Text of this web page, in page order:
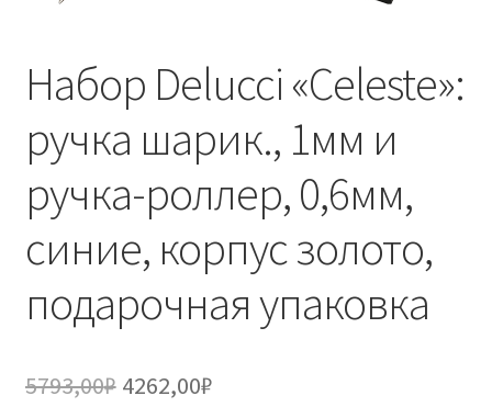
Набор Delucci «Celeste»:
ручка шарик., 1мм и
ручка-роллер, 0,6мм,
синие, корпус золото,
подарочная упаковка
5793,00₽ Первоначальная
4262,00₽Текущая